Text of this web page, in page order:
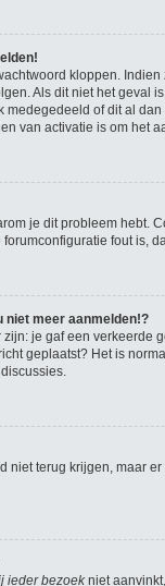
kloppen.
Als dit niet het geval
of dit al
van activatie is om het
je dit probleem hebt.
fout is,
niet meer aanmelden!?
je gaf een
geplaatst? Het is
niet terug krijgen, maar
ieder bezoek niet